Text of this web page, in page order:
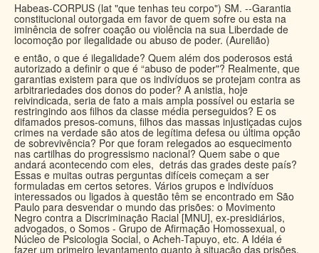
Habeas-CORPUS (lat "que tenhas teu corpo") SM. --Garantia
constitucional outorgada em favor de quem sofre ou esta na
iminência de sofrer coação ou violência na sua Liberdade de
locomoção por ilegalidade ou abuso de poder. (Aurelião)
e então, o que é ilegalidade? Quem além dos poderosos está
autorizado a definir o que é “abuso de poder"? Realmente, que
garantias existem para que os indivíduos se protejam contra as
arbitrariedades dos donos do poder? A anistia, hoje
reivindicada, seria de fato a mais ampla possível ou estaria se
restringindo aos filhos da classe média perseguidos? E os
difamados presos-comuns, filhos das massas injustiçadas cujos
crimes na verdade são atos de legítima defesa ou última opção
de sobrevivência? Por que foram relegados ao esquecimento
nas cartilhas do progressismo nacional? Quem sabe o que
andará acontecendo com eles, detrás das grades deste país?
Essas e muitas outras perguntas difíceis começam a ser
formuladas em certos setores. Vários grupos e indivíduos
interessados ou ligados à questão têm se encontrado em São
Paulo para desvendar o mundo das prisões: o Movimento
Negro contra a Discriminação Racial [MNU], ex-presidiários,
advogados, o Somos - Grupo de Afirmação Homossexual, o
Núcleo de Psicologia Social, o Acheh-Tapuyo, etc. A Idéia é
fazer um primeiro levantamento quanto à situação das prisões,